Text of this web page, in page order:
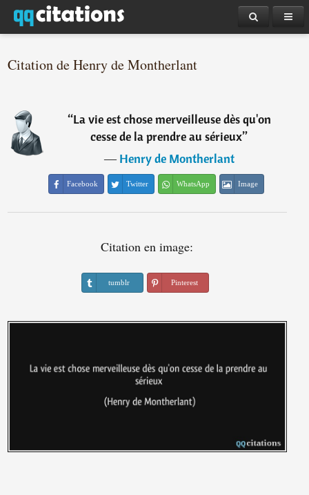
Citation de Henry de Montherlant
“La vie est chose merveilleuse dès qu'on
cesse de la prendre au sérieux”
―Henry de Montherlant
Facebook Twitter WhatsApp Image
Citation en image:
tumblr Pinterest